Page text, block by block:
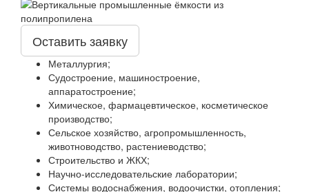
Оставить заявку
Металлургия;
Судостроение, машиностроение,
аппаратостроение;
Химическое, фармацевтическое, косметическое
производство;
Сельское хозяйство, агропромышленность,
животноводство, растениеводство;
Строительство и ЖКХ;
Научно-исследовательские лаборатории;
Системы водоснабжения, водоочистки, отопления;